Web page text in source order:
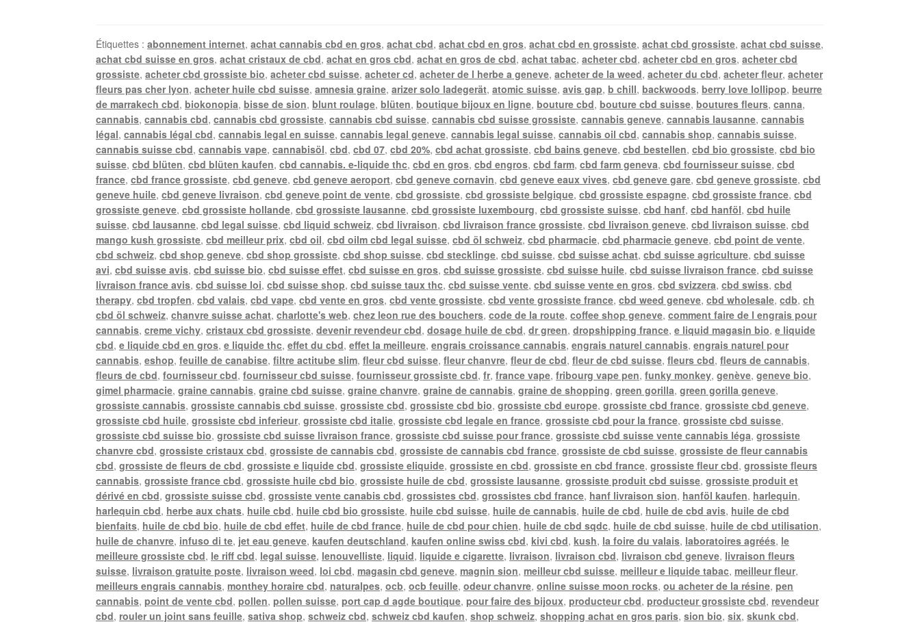
Étiquettes :abonnement internet,achat cannabis cbd en gros,achat cbd,achat cbd en gros,achat cbd en grossiste,achat cbd grossiste,achat cbd suisse,
achat cbd suisse en gros,achat cristaux de cbd,achat en gros cbd,achat en gros de cbd,achat tabac,acheter cbd,acheter cbd en gros,acheter cbd
grossiste,acheter cbd grossiste bio,acheter cbd suisse,acheter cd,acheter de l herbe a geneve,acheter de la weed,acheter du cbd,acheter fleur,acheter
fleurs pas cher lyon,acheter huile cbd suisse,amnesia graine,arizer solo ladegerät,atomic suisse,avis gap,b chill,backwoods,berry love lollipop,beurre
de marrakech cbd,biokonopia,bisse de sion,blunt roulage,blüten,boutique bijoux en ligne,bouture cbd,bouture cbd suisse,boutures fleurs,canna,
cannabis,cannabis cbd,cannabis cbd grossiste,cannabis cbd suisse,cannabis cbd suisse grossiste,cannabis geneve,cannabis lausanne,cannabis
légal,cannabis légal cbd,cannabis legal en suisse,cannabis legal geneve,cannabis legal suisse,cannabis oil cbd,cannabis shop,cannabis suisse,
cannabis suisse cbd,cannabis vape,cannabisöl,cbd,cbd 07,cbd 20%,cbd achat grossiste,cbd bains geneve,cbd bestellen,cbd bio grossiste,cbd bio
suisse,cbd blüten,cbd blüten kaufen,cbd cannabis. e-liquide thc,cbd en gros,cbd engros,cbd farm,cbd farm geneva,cbd fournisseur suisse,cbd
france,cbd france grossiste,cbd geneve,cbd geneve aeroport,cbd geneve cornavin,cbd geneve eaux vives,cbd geneve gare,cbd geneve grossiste,cbd
geneve huile,cbd geneve livraison,cbd geneve point de vente,cbd grossiste,cbd grossiste belgique,cbd grossiste espagne,cbd grossiste france,cbd
grossiste geneve,cbd grossiste hollande,cbd grossiste lausanne,cbd grossiste luxembourg,cbd grossiste suisse,cbd hanf,cbd hanföl,cbd huile
suisse,cbd lausanne,cbd legal suisse,cbd liquid schweiz,cbd livraison,cbd livraison france grossiste,cbd livraison geneve,cbd livraison suisse,cbd
mango kush grossiste,cbd meilleur prix,cbd oil,cbd oilm cbd legal suisse,cbd öl schweiz,cbd pharmacie,cbd pharmacie geneve,cbd point de vente,
cbd schweiz,cbd shop geneve,cbd shop grossiste,cbd shop suisse,cbd stecklinge,cbd suisse,cbd suisse achat,cbd suisse agriculture,cbd suisse
avi,cbd suisse avis,cbd suisse bio,cbd suisse effet,cbd suisse en gros,cbd suisse grossiste,cbd suisse huile,cbd suisse livraison france,cbd suisse
livraison france avis,cbd suisse loi,cbd suisse shop,cbd suisse taux thc,cbd suisse vente,cbd suisse vente en gros,cbd svizzera,cbd swiss,cbd
therapy,cbd tropfen,cbd valais,cbd vape,cbd vente en gros,cbd vente grossiste,cbd vente grossiste france,cbd weed geneve,cbd wholesale,cdb,ch
cbd öl schweiz,chanvre suisse achat,charlotte's web,chez leon rue des bouchers,code de la route,coffee shop geneve,comment faire de l engrais pour
cannabis,creme vichy,cristaux cbd grossiste,devenir revendeur cbd,dosage huile de cbd,dr green,dropshipping france,e liquid magasin bio,e liquide
cbd,e liquide cbd en gros,e liquide thc,effet du cbd,effet la meilleure,engrais croissance cannabis,engrais naturel cannabis,engrais naturel pour
cannabis,eshop,feuille de canabise,filtre actitube slim,fleur cbd suisse,fleur chanvre,fleur de cbd,fleur de cbd suisse,fleurs cbd,fleurs de cannabis,
fleurs de cbd,fournisseur cbd,fournisseur cbd suisse,fournisseur grossiste cbd,fr,france vape,fribourg vape pen,funky monkey,genève,geneve bio,
gimel pharmacie,graine cannabis,graine cbd suisse,graine chanvre,graine de cannabis,graine de shopping,green gorilla,green gorilla geneve,
grossiste cannabis,grossiste cannabis cbd suisse,grossiste cbd,grossiste cbd bio,grossiste cbd europe,grossiste cbd france,grossiste cbd geneve,
grossiste cbd huile,grossiste cbd inferieur,grossiste cbd italie,grossiste cbd legale en france,grossiste cbd pour la france,grossiste cbd suisse,
grossiste cbd suisse bio,grossiste cbd suisse livraison france,grossiste cbd suisse pour france,grossiste cbd suisse vente cannabis léga,grossiste
chanvre cbd,grossiste cristaux cbd,grossiste de cannabis cbd,grossiste de cannabis cbd france,grossiste de cbd suisse,grossiste de fleur cannabis
cbd,grossiste de fleurs de cbd,grossiste e liquide cbd,grossiste eliquide,grossiste en cbd,grossiste en cbd france,grossiste fleur cbd,grossiste fleurs
cannabis,grossiste france cbd,grossiste huile cbd bio,grossiste huile de cbd,grossiste lausanne,grossiste produit cbd suisse,grossiste produit et
dérivé en cbd,grossiste suisse cbd,grossiste vente canabis cbd,grossistes cbd,grossistes cbd france, hanf livraison sion, hanföl kaufen, harlequin,
harlequin cbd, herbe aux chats, huile cbd, huile cbd bio grossiste, huile cbd suisse, huile de cannabis, huile de cbd, huile de cbd avis, huile de cbd
bienfaits, huile de cbd bio, huile de cbd effet, huile de cbd france, huile de cbd pour chien, huile de cbd sqdc, huile de cbd suisse, huile de cbd utilisation,
huile de chanvre, infuso di te, jet eau geneve,kaufen deutschland,kaufen online swiss cbd,kivi cbd,kush, la foire du valais, laboratoires agréés, le
meilleure grossiste cbd, le riff cbd, legal suisse, lenouvelliste, liquid, liquide e cigarette, livraison, livraison cbd, livraison cbd geneve, livraison fleurs
suisse, livraison gratuite poste, livraison weed, loi cbd,magasin cbd geneve,magnin sion,meilleur cbd suisse,meilleur e liquide tabac,meilleur fleur,
meilleurs engrais cannabis,monthey horaire cbd, naturalpes,ocb,ocb feuille,odeur chanvre,online suisse moon rocks,ou acheter de la résine,pen
cannabis,point de vente cbd,pollen,pollen suisse,port cap d agde boutique,pour faire des bijoux,producteur cbd,producteur grossiste cbd, revendeur
cbd, rouler un joint sans feuille,sativa shop,schweiz cbd,schweiz cbd kaufen,shop schweiz,shopping achat en gros paris,sion bio,six,skunk cbd,